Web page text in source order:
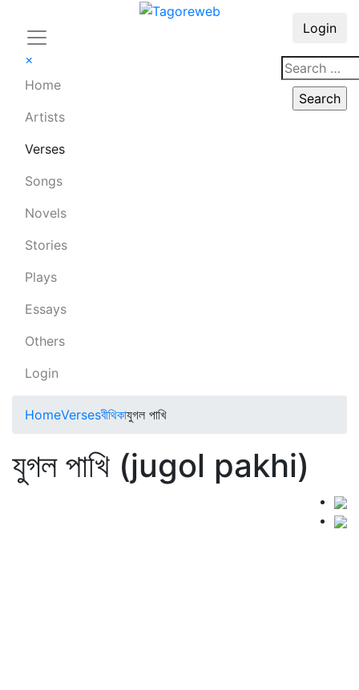
×
Home
Artists
Verses
Songs
Novels
Stories
Plays
Essays
Others
Login
Login
HomeVersesবীথিকাযুগল পাখি
যুগল পাখি (jugol pakhi)